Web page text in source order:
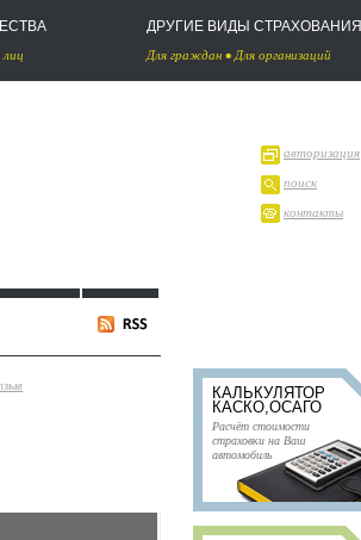
ДРУГИЕ ВИДЫ СТРАХОВАНИЯ
Для граждан •Для организаций
авторизация
поиск
контакты
КАЛЬКУЛЯТОР
КАСКО,ОСАГО
Расчёт стоимости
страховки на Ваш
автомобиль